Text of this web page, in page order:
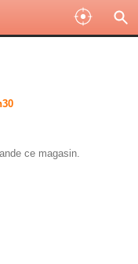
ce magasin.